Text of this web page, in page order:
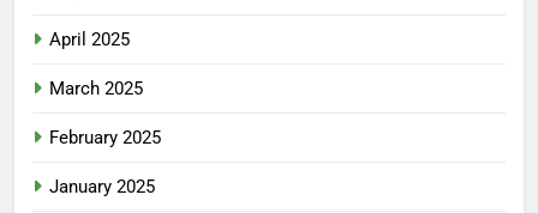
April 2025
March 2025
February 2025
January 2025